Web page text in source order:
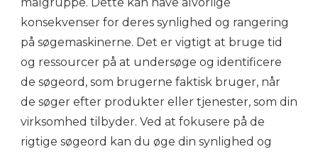
konsekvenser for deres synlighed og rangering
på søgemaskinerne. Det er vigtigt at bruge tid
og ressourcer på at undersøge og identificere
de søgeord, som brugerne faktisk bruger, når
de søger efter produkter eller tjenester, som din
virksomhed tilbyder. Ved at fokusere på de
rigtige søgeord kan du øge din synlighed og